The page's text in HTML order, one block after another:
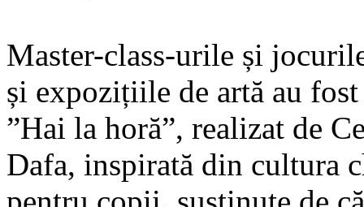
Master-class-urile și
și expozițiile de artă au
”Hai la horă”, realizat de
Dafa, inspirată din cultura